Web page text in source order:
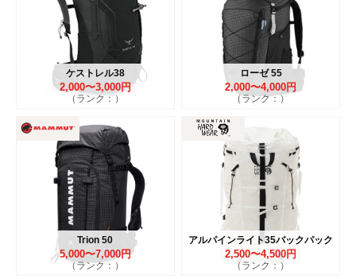
ケストレル38
2,000〜3,000円
（ランク：）
ローゼ 55
2,000〜4,000円
（ランク：）
Trion 50
5,000〜7,000円
（ランク：）
アルパインライト35バックパック
2,500〜4,500円
（ランク：）